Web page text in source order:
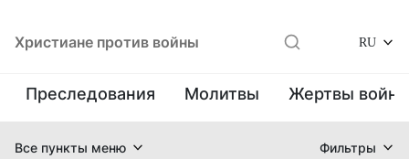
Христиане против войны RU
Преследования Молитвы Жертвы
Все пункты меню Фильтры